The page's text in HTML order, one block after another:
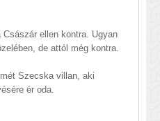
ellen kontra. Ugyan
de attól még kontra.
Szecska villan, aki
ér oda.